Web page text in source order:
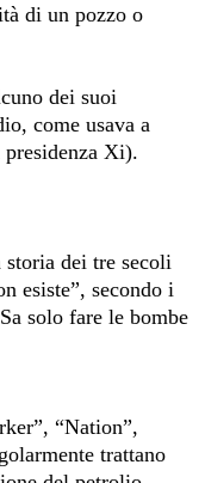
di un pozzo o
dei suoi
come usava a
Xi).
dei tre secoli
esiste”, secondo i
solo fare le bombe
“Nation”,
trattano